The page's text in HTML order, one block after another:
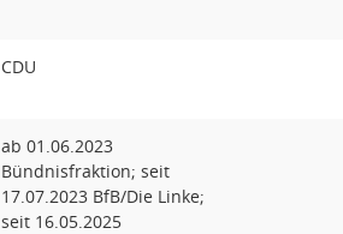
CDU
ab 01.06.2023
Bündnisfraktion; seit
17.07.2023 BfB/Die Linke;
seit 16.05.2025